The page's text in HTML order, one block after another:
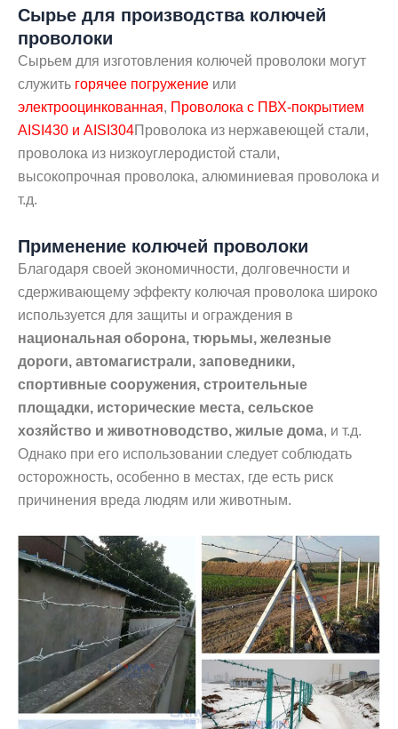
Сырье для производства колючей
проволоки
Сырьем для изготовления колючей проволоки могут
служить горячее погружение или
электрооцинкованная, Проволока с ПВХ-покрытием
AISI430 и AISI304Проволока из нержавеющей стали,
проволока из низкоуглеродистой стали,
высокопрочная проволока, алюминиевая проволока и
т.д.
Применение колючей проволоки
Благодаря своей экономичности, долговечности и
сдерживающему эффекту колючая проволока широко
используется для защиты и ограждения в
национальная оборона, тюрьмы, железные
дороги, автомагистрали, заповедники,
спортивные сооружения, строительные
площадки, исторические места, сельское
хозяйство и животноводство, жилые дома, и т.д.
Однако при его использовании следует соблюдать
осторожность, особенно в местах, где есть риск
причинения вреда людям или животным.